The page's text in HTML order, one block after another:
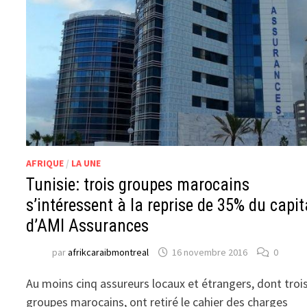
AFRIQUE / LA UNE
Tunisie: trois groupes marocains
s’intéressent à la reprise de 35% du
d’AMI Assurances
parafrikcaraibmontreal 16 novembre 2016 0
Au moins cinq assureurs locaux et étrangers, dont
groupes marocains, ont retiré le cahier des charges